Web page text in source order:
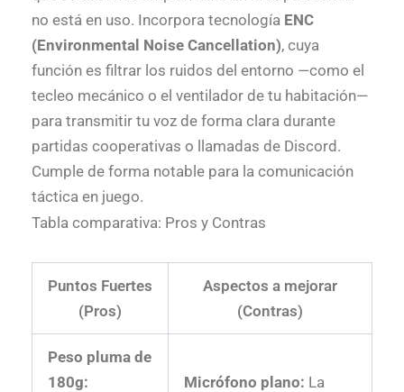
no está en uso. Incorpora tecnología ENC
(Environmental Noise Cancellation), cuya
función es filtrar los ruidos del entorno —como el
tecleo mecánico o el ventilador de tu habitación—
para transmitir tu voz de forma clara durante
partidas cooperativas o llamadas de Discord.
Cumple de forma notable para la comunicación
táctica en juego.
Tabla comparativa: Pros y Contras
Puntos Fuertes
(Pros)
Aspectos a mejorar
(Contras)
Peso pluma de
180g:
Micrófono plano: La